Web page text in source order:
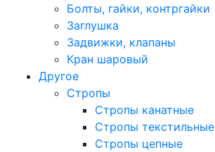
Болты, гайки, контргайки
Заглушка
Задвижки, клапаны
Кран шаровый
Другое
Стропы
Стропы канатные
Стропы текстильные
Стропы цепные